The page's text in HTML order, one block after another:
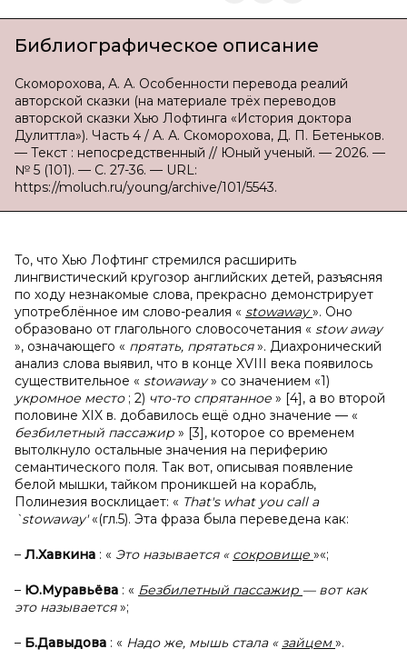
Библиографическое описание
Скоморохова, А. А. Особенности перевода реалий
авторской сказки (на материале трёх переводов
авторской сказки Хью Лофтинга «История доктора
Дулиттла»). Часть 4 / А. А. Скоморохова, Д. П. Бетеньков.
— Текст : непосредственный // Юный ученый. — 2026. —
№ 5 (101). — С. 27-36. — URL:
https://moluch.ru/young/archive/101/5543.
То, что Хью Лофтинг стремился расширить
лингвистический кругозор английских детей, разъясняя
по ходу незнакомые слова, прекрасно демонстрирует
употреблённое им слово-реалия « stowaway». Оно
образовано от глагольного словосочетания « stow away
», означающего « прятать, прятаться». Диахронический
анализ слова выявил, что в конце XVIII века появилось
существительное « stowaway» со значением «1)
укромное место ; 2) что-то спрятанное » [4], а во второй
половине XIX в. добавилось ещё одно значение — «
безбилетный пассажир » [3], которое со временем
вытолкнуло остальные значения на периферию
семантического поля. Так вот, описывая появление
белой мышки, тайком проникшей на корабль,
Полинезия восклицает: « That's what you call a
`stowaway'«(гл.5). Эта фраза была переведена как:
– Л.Хавкина : « Это называется « сокровище »«;
– Ю.Муравьёва : « Безбилетный пассажир — вот как
это называется»;
– Б.Давыдова : « Надо же, мышь стала «зайцем».